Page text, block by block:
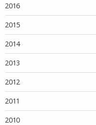
2016
2015
2014
2013
2012
2011
2010